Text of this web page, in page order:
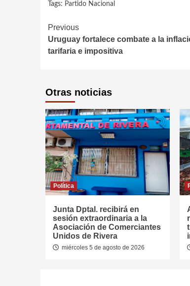
Tags: Partido Nacional
Continue
Reading
Previous
Uruguay fortalece combate a la
tarifaria e impositiva
Otras noticias
Política
Junta Dptal. recibirá en
sesión extraordinaria a la
Asociación de Comerciantes
Unidos de Rivera
miércoles 5 de agosto de 2026